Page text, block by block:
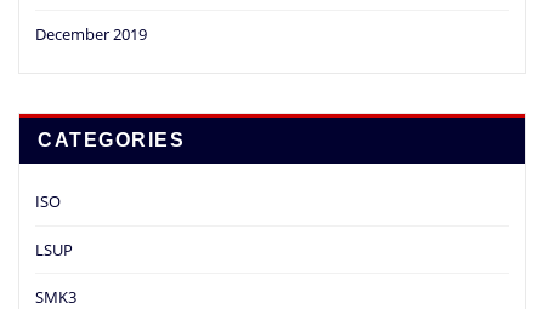
December 2019
CATEGORIES
ISO
LSUP
SMK3